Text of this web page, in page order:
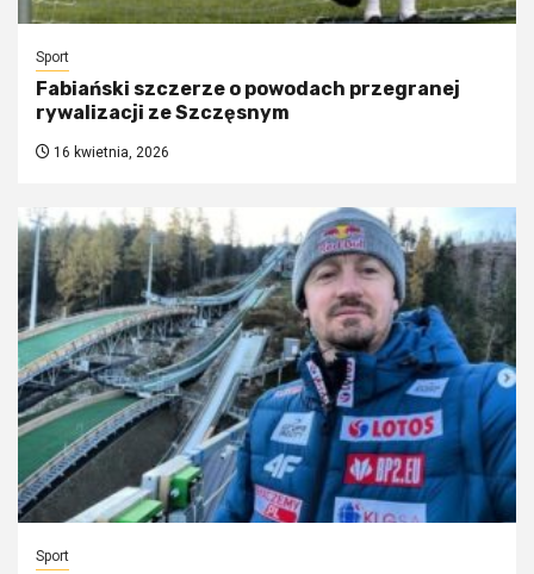
Sport
Fabiański szczerze o powodach przegranej
rywalizacji ze Szczęsnym
16 kwietnia, 2026
Sport